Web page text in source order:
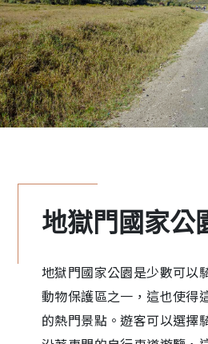
地獄門國家公
地獄門國家公園是少數可以
動物保護區之一，這也使得
的熱門景點。遊客可以選擇